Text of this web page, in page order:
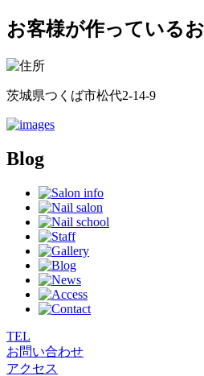
お客様が作っている
茨城県つくば市松代2-14-9
Blog
TEL
お問い合わせ
アクセス